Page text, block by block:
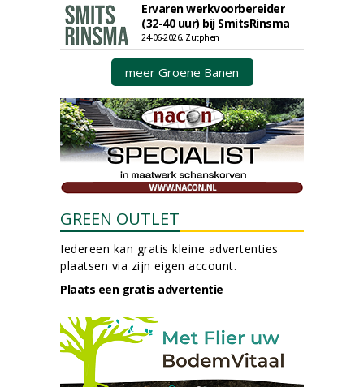
Ervaren werkvoorbereider
(32-40 uur) bij SmitsRinsma
24-06-2026, Zutphen
meer Groene Banen
GREEN OUTLET
Iedereen kan gratis kleine advertenties
plaatsen via zijn eigen account.
Plaats een gratis advertentie